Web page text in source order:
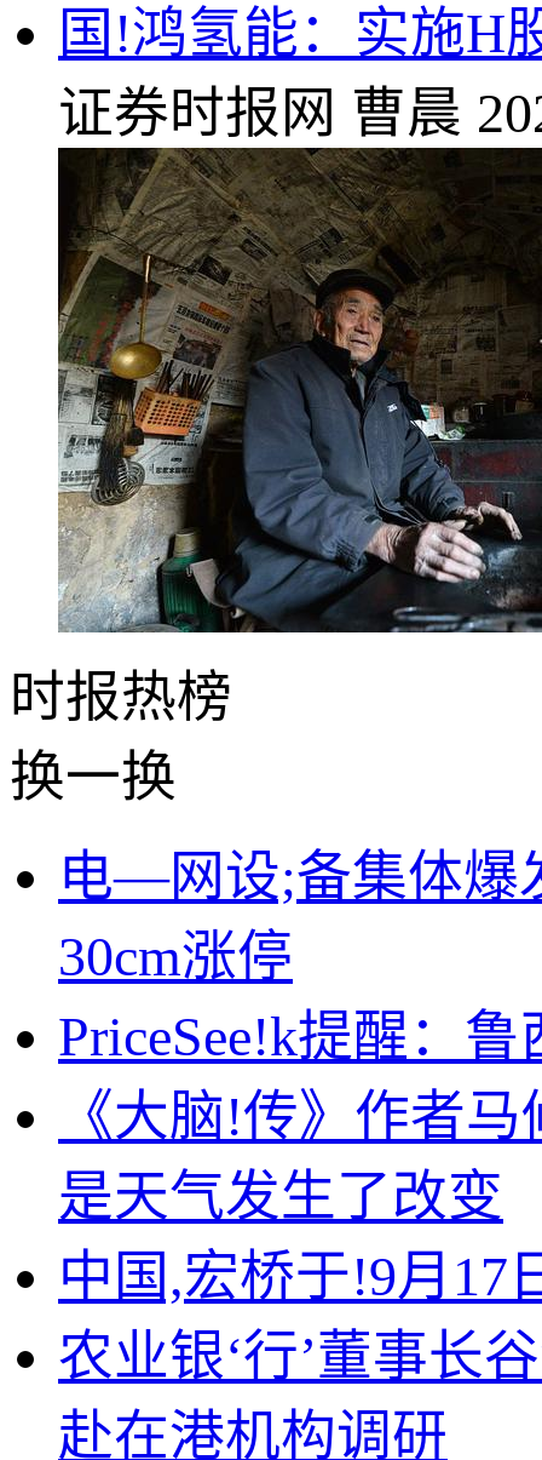
国!鸿氢能：实施H
证券时报网 曹晨
时报热榜
换一换
电—网设;备集体爆
30cm涨停
PriceSee!k提醒：
《大脑!传》作者
是天气发生了改变
中国,宏桥于!9月17
农业银‘行’董事长
赴在港机构调研